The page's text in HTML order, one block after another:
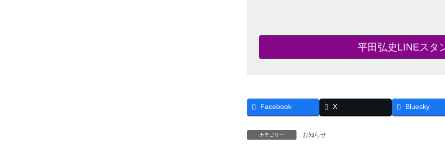
平田弘史LINEスタ
Facebook X Bluesky
カテゴリー お知らせ